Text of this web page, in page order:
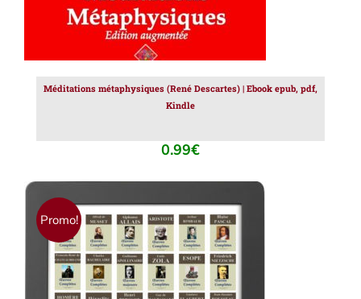
Méditations métaphysiques (René Descartes) | Ebook epub, pdf,
Kindle
0.99€
Promo!